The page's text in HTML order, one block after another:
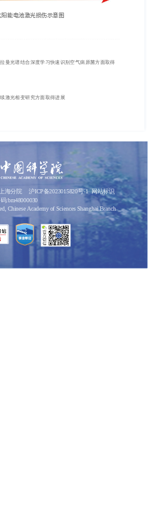
阳能电池激光损伤示意图
曼光谱结合深度学习快速识别空气病原菌方面取得
激光相变研究方面取得进展
海分院 沪ICP备2023015820号-1
网站标识
码:bm48000030
Chinese Academy of Sciences Shanghai Branch